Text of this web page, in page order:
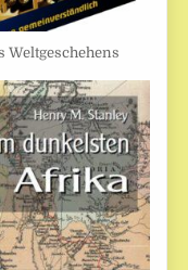
Weltgeschehens